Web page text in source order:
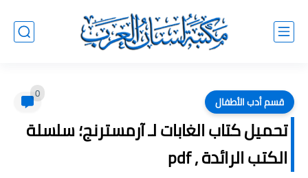
قسم أدب الأطفال 0
تحميل كتاب الغابات لـ آرمسترنج؛ سلسلة
الكتب الرائدة , pdf